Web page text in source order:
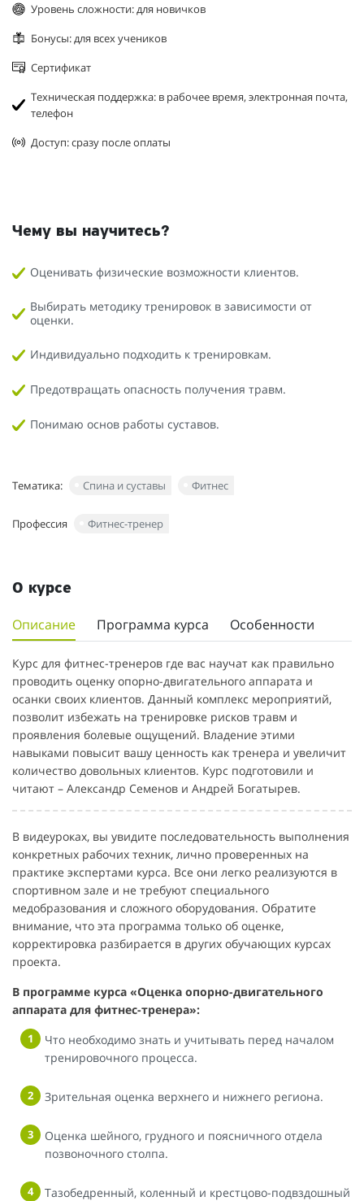
Уровень сложности: для новичков
Бонусы: для всех учеников
Сертификат
Техническая поддержка: в рабочее время, электронная почта,
телефон
Доступ: сразу после оплаты
Чему вы научитесь?
Оценивать физические возможности клиентов.
Выбирать методику тренировок в зависимости от
оценки.
Индивидуально подходить к тренировкам.
Предотвращать опасность получения травм.
Понимаю основ работы суставов.
Тематика: Спина и суставы Фитнес
Профессия Фитнес-тренер
О курсе
Описание Программа курса Особенности
Курс для фитнес-тренеров где вас научат как правильно
проводить оценку опорно-двигательного аппарата и
осанки своих клиентов. Данный комплекс мероприятий,
позволит избежать на тренировке рисков травм и
проявления болевые ощущений. Владение этими
навыками повысит вашу ценность как тренера и увеличит
количество довольных клиентов. Курс подготовили и
читают – Александр Семенов и Андрей Богатырев.
В видеуроках, вы увидите последовательность выполнения
конкретных рабочих техник, лично проверенных на
практике экспертами курса. Все они легко реализуются в
спортивном зале и не требуют специального
медобразования и сложного оборудования. Обратите
внимание, что эта программа только об оценке,
корректировка разбирается в других обучающих курсах
проекта.
В программе курса «Оценка опорно-двигательного
аппарата для фитнес-тренера»:
Что необходимо знать и учитывать перед началом
тренировочного процесса.
Зрительная оценка верхнего и нижнего региона.
Оценка шейного, грудного и поясничного отдела
позвоночного столпа.
Тазобедренный, коленный и крестцово-подвздошный